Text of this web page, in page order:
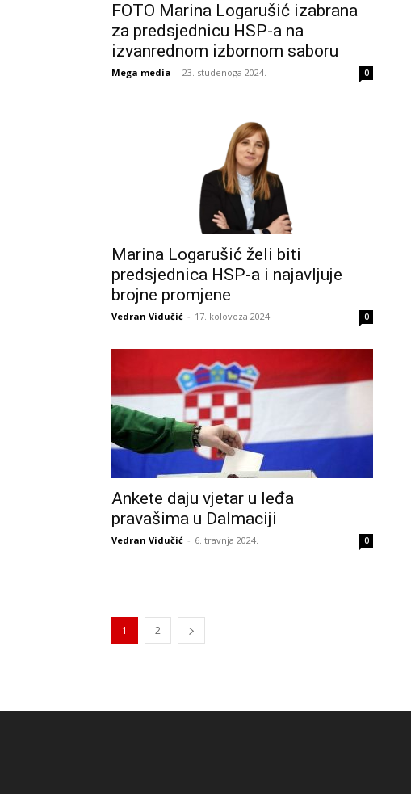
FOTO Marina Logarušić izabrana
za predsjednicu HSP-a na
izvanrednom izbornom saboru
Mega media - 23. studenoga 2024. 0
Marina Logarušić želi biti
predsjednica HSP-a i najavljuje
brojne promjene
Vedran Vidučić - 17. kolovoza 2024. 0
Ankete daju vjetar u leđa
pravašima u Dalmaciji
Vedran Vidučić - 6. travnja 2024. 0
1 2